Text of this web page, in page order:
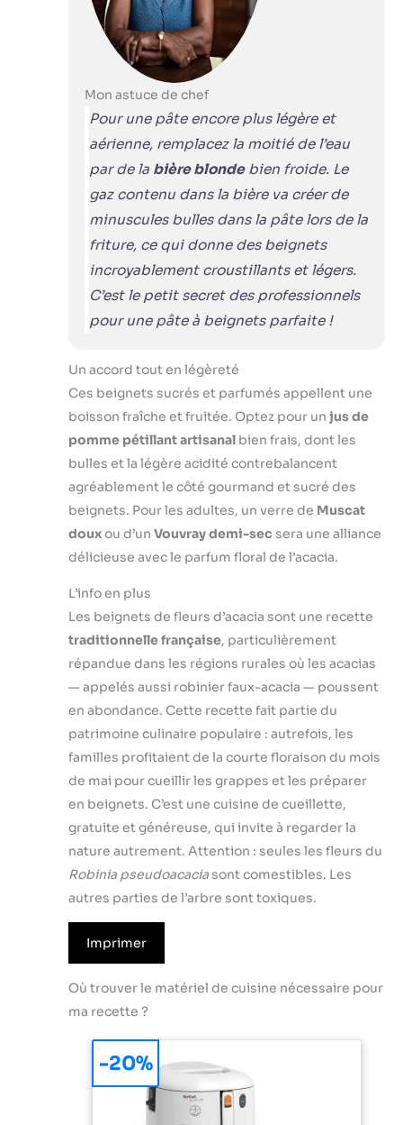
Mon astuce de chef
Pour une pâte encore plus légère et
aérienne, remplacez la moitié de l’eau
par de la bière blondebien froide. Le
gaz contenu dans la bière va créer de
minuscules bulles dans la pâte lors de la
friture, ce qui donne des beignets
incroyablement croustillants et légers.
C’est le petit secret des professionnels
pour une pâte à beignets parfaite !
Un accord tout en légèreté
Ces beignets sucrés et parfumés appellent une
boisson fraîche et fruitée. Optez pour un jus de
pomme pétillant artisanal bien frais, dont les
bulles et la légère acidité contrebalancent
agréablement le côté gourmand et sucré des
beignets. Pour les adultes, un verre de Muscat
douxou d’un Vouvray demi-sec sera une alliance
délicieuse avec le parfum floral de l’acacia.
L’info en plus
Les beignets de fleurs d’acacia sont une recette
traditionnelle française, particulièrement
répandue dans les régions rurales où les acacias
— appelés aussi robinier faux-acacia — poussent
en abondance. Cette recette fait partie du
patrimoine culinaire populaire : autrefois, les
familles profitaient de la courte floraison du mois
de mai pour cueillir les grappes et les préparer
en beignets. C’est une cuisine de cueillette,
gratuite et généreuse, qui invite à regarder la
nature autrement. Attention : seules les fleurs du
Robinia pseudoacaciasont comestibles. Les
autres parties de l’arbre sont toxiques.
Imprimer
Où trouver le matériel de cuisine nécessaire pour
ma recette ?
-20%